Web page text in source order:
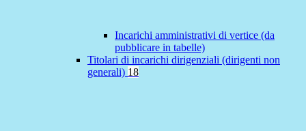
Incarichi amministrativi di vertice (da
pubblicare in tabelle)
Titolari di incarichi dirigenziali (dirigenti non
generali) 18